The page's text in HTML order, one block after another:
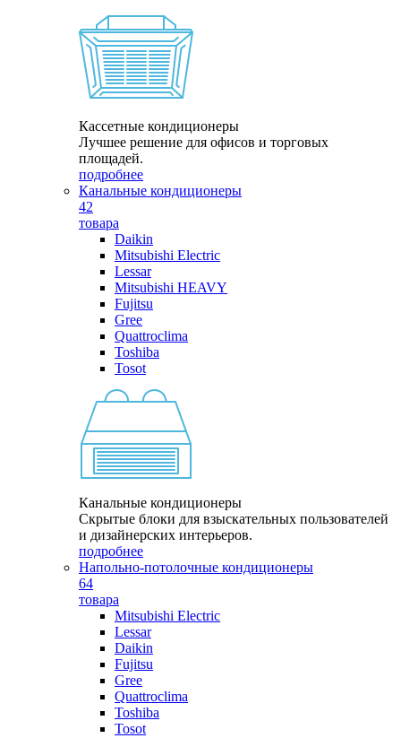
Кассетные кондиционеры
Лучшее решение для офисов и торговых
площадей.
подробнее
Канальные кондиционеры
42
товара
Daikin
Mitsubishi Electric
Lessar
Mitsubishi HEAVY
Fujitsu
Gree
Quattroclima
Toshiba
Tosot
Канальные кондиционеры
Скрытые блоки для взыскательных пользователей
и дизайнерских интерьеров.
подробнее
Напольно-потолочные кондиционеры
64
товара
Mitsubishi Electric
Lessar
Daikin
Fujitsu
Gree
Quattroclima
Toshiba
Tosot